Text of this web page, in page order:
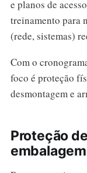
e planos de
treinamento para
(rede, sistemas)
Com o
foco é proteção
desmontagem e
Proteção